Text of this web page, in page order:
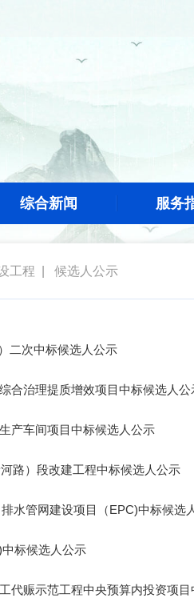
综合新闻 服务
工程 候选人公示
二次中标候选人公示
合治理提质增效项目中标候选人公
产车间项目中标候选人公示
路）段改建工程中标候选人公示
水管网建设项目（EPC)中标候选
标候选人公示
代赈示范工程中央预算内投资项